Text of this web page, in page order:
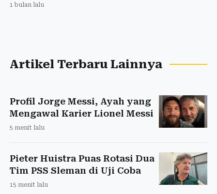
1 bulan lalu
Artikel Terbaru Lainnya
Profil Jorge Messi, Ayah yang
Mengawal Karier Lionel Messi
5 menit lalu
Pieter Huistra Puas Rotasi Dua
Tim PSS Sleman di Uji Coba
15 menit lalu